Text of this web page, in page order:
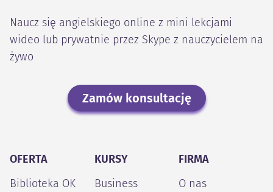
Naucz się angielskiego online z mini lekcjami
wideo lub prywatnie przez Skype z nauczycielem na
żywo
Zamów konsultację
OFERTA
Biblioteka OK
KURSY
Business
FIRMA
O nas